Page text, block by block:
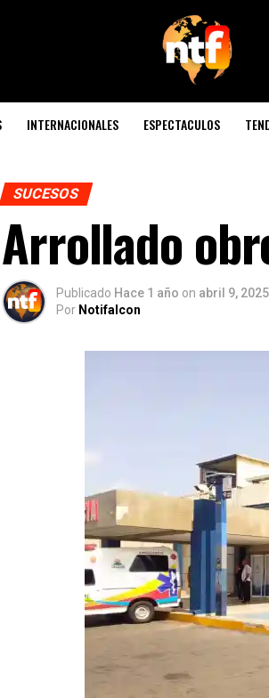
INTERNACIONALES ESPECTACULOS
SUCESOS
Arrollado
Publicado Hace 1 año on abril 9, 2025
Por Notifalcon